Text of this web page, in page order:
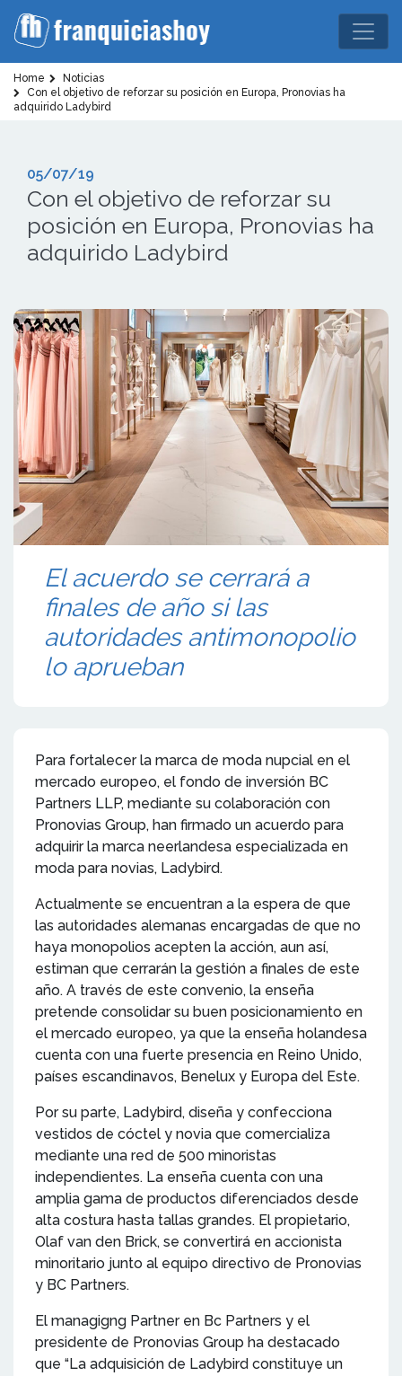
Home
Noticias
Con el objetivo de reforzar su posición en Europa, Pronovias ha
adquirido Ladybird
05/07/19
Con el objetivo de reforzar su
posición en Europa, Pronovias ha
adquirido Ladybird
El acuerdo se cerrará a
finales de año si las
autoridades antimonopolio
lo aprueban
Para fortalecer la marca de moda nupcial en el
mercado europeo, el fondo de inversión BC
Partners LLP, mediante su colaboración con
Pronovias Group, han firmado un acuerdo para
adquirir la marca neerlandesa especializada en
moda para novias, Ladybird.
Actualmente se encuentran a la espera de que
las autoridades alemanas encargadas de que no
haya monopolios acepten la acción, aun así,
estiman que cerrarán la gestión a finales de este
año. A través de este convenio, la enseña
pretende consolidar su buen posicionamiento en
el mercado europeo, ya que la enseña holandesa
cuenta con una fuerte presencia en Reino Unido,
países escandinavos, Benelux y Europa del Este.
Por su parte, Ladybird, diseña y confecciona
vestidos de cóctel y novia que comercializa
mediante una red de 500 minoristas
independientes. La enseña cuenta con una
amplia gama de productos diferenciados desde
alta costura hasta tallas grandes. El propietario,
Olaf van den Brick, se convertirá en accionista
minoritario junto al equipo directivo de Pronovias
y BC Partners.
El managigng Partner en Bc Partners y el
presidente de Pronovias Group ha destacado
que “La adquisición de Ladybird constituye un